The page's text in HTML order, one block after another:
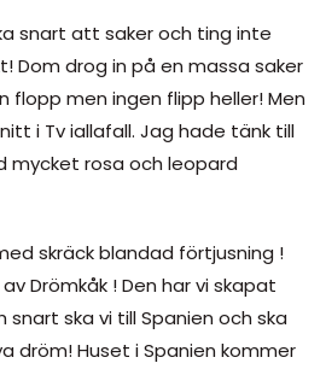
snart att saker och ting inte
Dom drog in på en massa saker
flopp men ingen flipp heller! Men
i Tv iallafall. Jag hade tänk till
mycket rosa och leopard
skräck blandad förtjusning !
Drömkåk ! Den har vi skapat
ska vi till Spanien och ska
dröm! Huset i Spanien kommer